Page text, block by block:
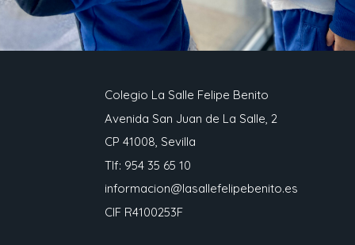
Colegio La Salle Felipe Benito
Avenida San Juan de La Salle, 2
CP 41008, Sevilla
Tlf: 954 35 65 10
informacion@lasallefelipebenito.es
CIF R4100253F